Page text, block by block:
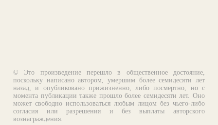
© Это произведение перешло в общественное достояние,
поскольку написано автором, умершим более семидесяти лет
назад, и опубликовано прижизненно, либо посмертно, но с
момента публикации также прошло более семидесяти лет. Оно
может свободно использоваться любым лицом без чьего-либо
согласия или разрешения и без выплаты авторского
вознаграждения.